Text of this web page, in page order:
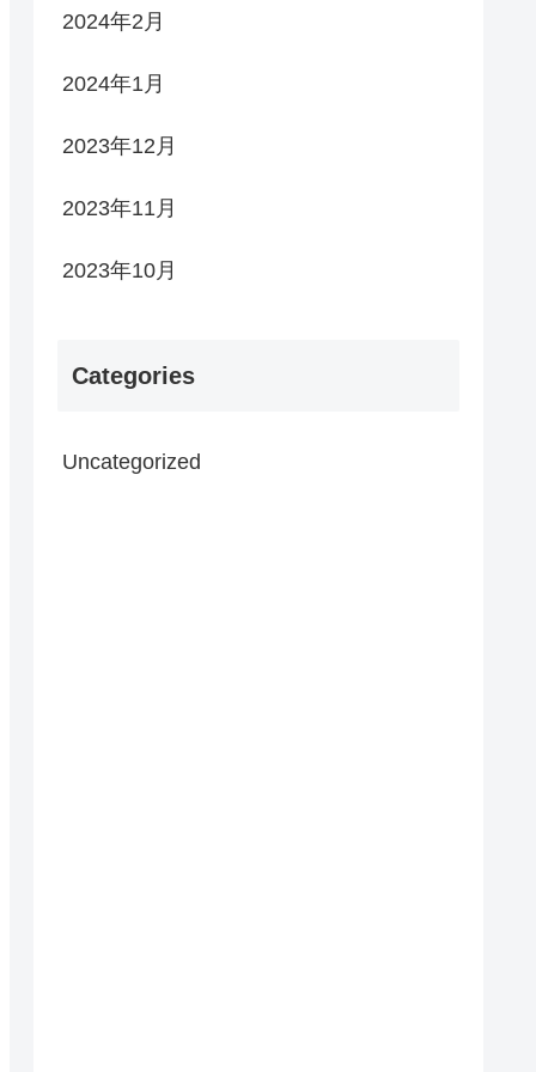
2024年2月
2024年1月
2023年12月
2023年11月
2023年10月
Categories
Uncategorized